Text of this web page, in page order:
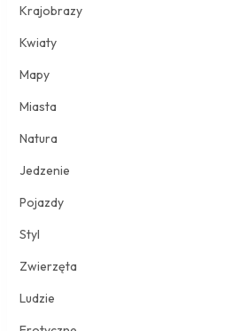
Krajobrazy
Kwiaty
Mapy
Miasta
Natura
Jedzenie
Pojazdy
Styl
Zwierzęta
Ludzie